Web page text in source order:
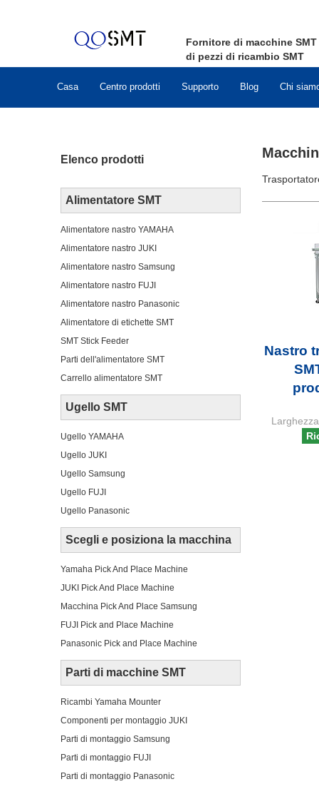
Fornitore di macchine SMT
di pezzi di ricambio SMT
Casa Centro prodotti Supporto Blog Chi
Elenco prodotti
Alimentatore SMT
Alimentatore nastro YAMAHA
Alimentatore nastro JUKI
Alimentatore nastro Samsung
Alimentatore nastro FUJI
Alimentatore nastro Panasonic
Alimentatore di etichette SMT
SMT Stick Feeder
Parti dell'alimentatore SMT
Carrello alimentatore SMT
Ugello SMT
Ugello YAMAHA
Ugello JUKI
Ugello Samsung
Ugello FUJI
Ugello Panasonic
Scegli e posiziona la macchina
Yamaha Pick And Place Machine
JUKI Pick And Place Machine
Macchina Pick And Place Samsung
FUJI Pick and Place Machine
Panasonic Pick and Place Machine
Parti di macchine SMT
Ricambi Yamaha Mounter
Componenti per montaggio JUKI
Parti di montaggio Samsung
Parti di montaggio FUJI
Parti di montaggio Panasonic
Nastro